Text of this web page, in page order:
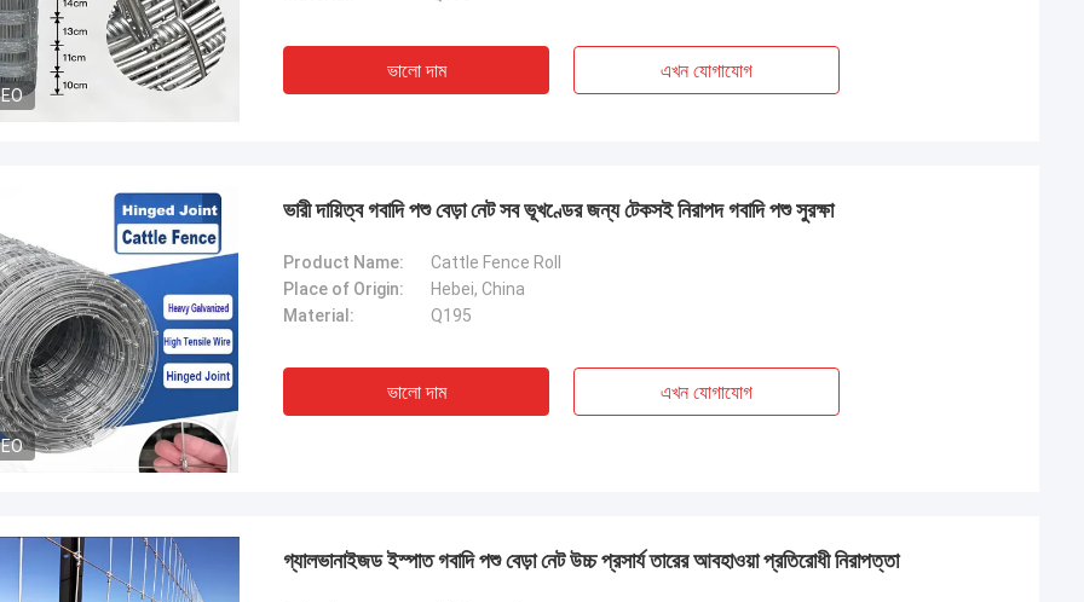
ভালো দাম এখন যোগাযোগ
ভারী দায়িত্ব গবাদি পশু বেড়া নেট সব ভূখণ্ডের জন্য টেকসই নিরাপদ গবাদি পশু সুরক্ষা
Product Name:
Cattle Fence Roll
Place of Origin:
Hebei, China
Material:
Q195
ভালো দাম এখন যোগাযোগ
গ্যালভানাইজড ইস্পাত গবাদি পশু বেড়া নেট উচ্চ প্রসার্য তারের আবহাওয়া প্রতিরোধী নিরাপত্তা